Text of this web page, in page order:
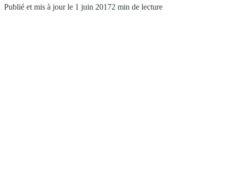
Publié et mis à jour le 1 juin 20172 min de lecture